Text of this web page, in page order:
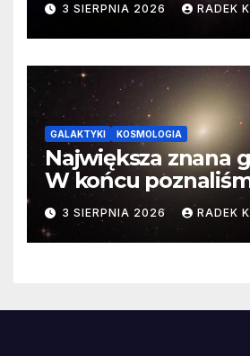
3 SIERPNIA 2026 RADEK
GALAKTYKI KOSMOLOGIA
Największa znana
W końcu
faktyczne wymiary
3 SIERPNIA 2026 RADEK